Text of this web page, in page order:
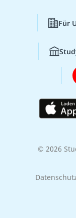
Für
© 2026